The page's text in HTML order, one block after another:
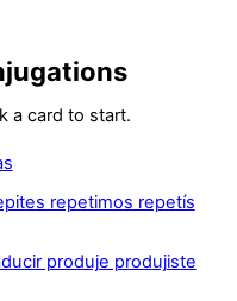
a card to start.
repetimos repetís
produje produjiste